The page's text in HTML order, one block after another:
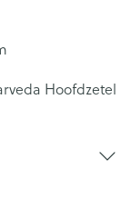
Hoofdzetel